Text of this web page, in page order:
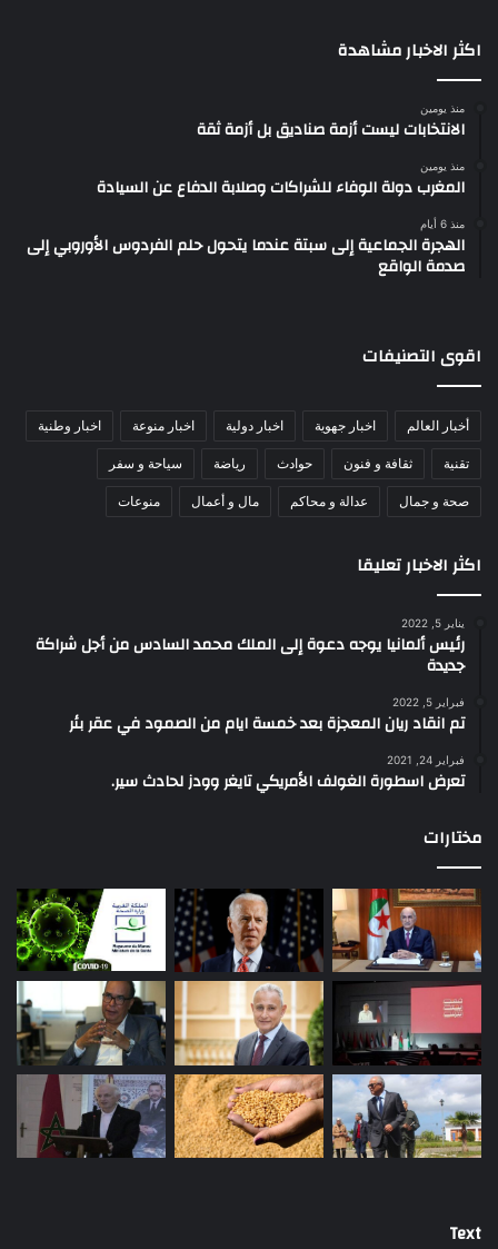
اكثر الاخبار مشاهدة
منذ يومين
الانتخابات ليست أزمة صناديق بل أزمة ثقة
منذ يومين
المغرب دولة الوفاء للشراكات وصلابة الدفاع عن السيادة
منذ 6 أيام
الهجرة الجماعية إلى سبتة عندما يتحول حلم الفردوس الأوروبي إلى
صدمة الواقع
اقوى التصنيفات
أخبار العالم اخبار جهوية اخبار دولية اخبار منوعة اخبار وطنية
تقنية ثقافة و فنون حوادث رياضة سياحة و سفر
صحة و جمال عدالة و محاكم مال و أعمال منوعات
اكثر الاخبار تعليقا
يناير 5, 2022
رئيس ألمانيا يوجه دعوة إلى الملك محمد السادس من أجل شراكة
جديدة
فبراير 5, 2022
تم انقاد ريان المعجزة بعد خمسة ايام من الصمود في عقر بئر
فبراير 24, 2021
تعرض اسطورة الغولف الأمريكي تايغر وودز لحادث سير.
مختارات
Text